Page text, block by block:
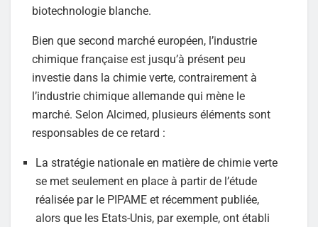
biotechnologie blanche.
Bien que second marché européen, l’industrie
chimique française est jusqu’à présent peu
investie dans la chimie verte, contrairement à
l’industrie chimique allemande qui mène le
marché. Selon Alcimed, plusieurs éléments sont
responsables de ce retard :
La stratégie nationale en matière de chimie verte
se met seulement en place à partir de l’étude
réalisée par le PIPAME et récemment publiée,
alors que les Etats-Unis, par exemple, ont établi